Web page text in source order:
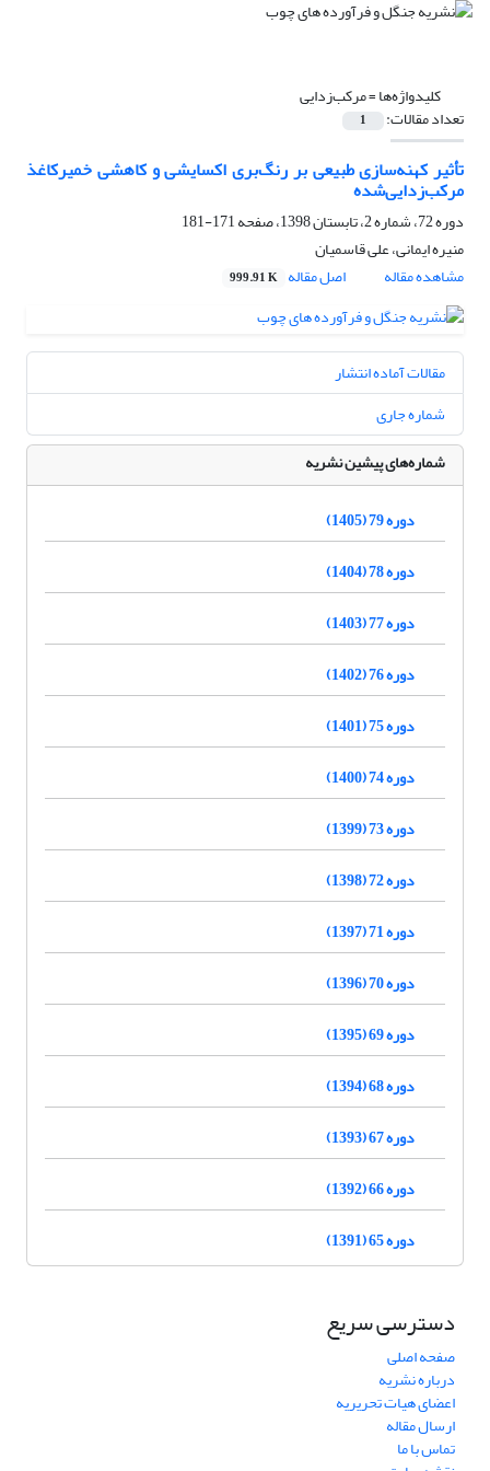
کلیدواژه‌ها =مرکب‌زدایی
تعداد مقالات: 1
تأثیر کهنه‌سازی طبیعی بر رنگ‌بری اکسایشی و کاهشی خمیرکاغذ
مرکب‌زدایی‌شده
دوره 72، شماره 2، تابستان 1398، صفحه
171-181
منیره ایمانی، علی قاسمیان
مشاهده مقاله
اصل مقاله 999.91 K
مقالات آماده انتشار
شماره جاری
شماره‌های پیشین نشریه
دوره 79 (1405)
دوره 78 (1404)
دوره 77 (1403)
دوره 76 (1402)
دوره 75 (1401)
دوره 74 (1400)
دوره 73 (1399)
دوره 72 (1398)
دوره 71 (1397)
دوره 70 (1396)
دوره 69 (1395)
دوره 68 (1394)
دوره 67 (1393)
دوره 66 (1392)
دوره 65 (1391)
دسترسی سریع
صفحه اصلی
درباره نشریه
اعضای هیات تحریریه
ارسال مقاله
تماس با ما